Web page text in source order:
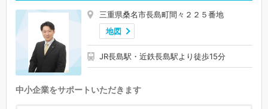
三重県桑名市長島町間々２２５番地
地図
JR長島駅・近鉄長島駅より徒歩15分
中小企業をサポートいただきます